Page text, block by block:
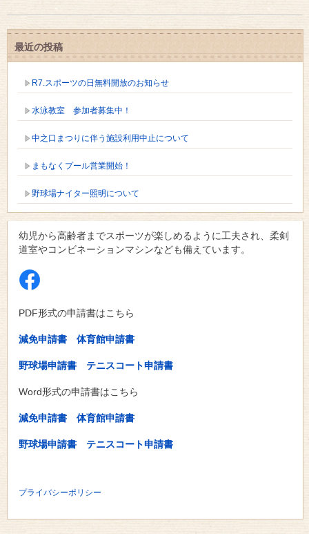
最近の投稿
R7.スポーツの日無料開放のお知らせ
水泳教室 参加者募集中！
中之口まつりに伴う施設利用中止について
まもなくプール営業開始！
野球場ナイター照明について
幼児から高齢者までスポーツが楽しめるように工夫され、柔剣
道室やコンビネーションマシンなども備えています。
PDF形式の申請書はこちら
減免申請書 体育館申請書
野球場申請書 テニスコート申請書
Word形式の申請書はこちら
減免申請書 体育館申請書
野球場申請書 テニスコート申請書
プライバシーポリシー